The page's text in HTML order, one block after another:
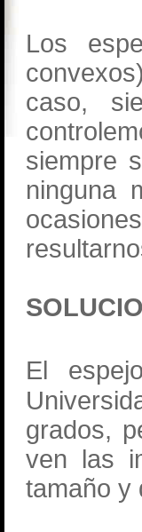
Los
caso,
siempre
ninguna
El
grados,
ven las
tamaño y